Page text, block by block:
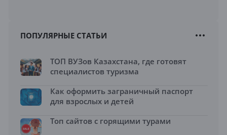
ПОПУЛЯРНЫЕ СТАТЬИ
ТОП ВУЗов Казахстана, где готовят
специалистов туризма
Как оформить заграничный паспорт
для взрослых и детей
Топ сайтов с горящими турами